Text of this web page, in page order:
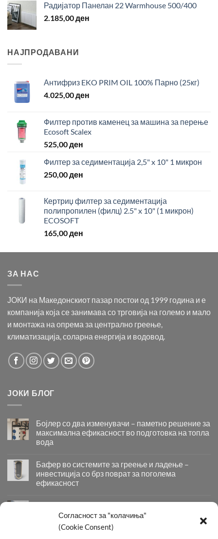
Согласност за "колачиња"
(Cookie Consent)
Радијатор Панелан 22 Warmhouse 500/400
2.185,00ден
НАЈПРОДАВАНИ
Антифриз EKO PRIM OIL 100% Парно (25кг)
4.025,00ден
Филтер против каменец за машина за перење
Ecosoft Scalex
525,00ден
Филтер за седиментација 2,5" x 10" 1 микрон
250,00ден
Кертриџ филтер за седиментација
полипропилен (филц) 2.5" x 10" (1 микрон)
ECOSOFT
165,00ден
ЗА НАС
ЈОКИ на Македонскиот пазар постои од 1999 година и е
компанија која се занимава со трговија на големо и мало
и монтажа на опрема за централно греење,
климатизација, соларна енергија и водовод.
ЈОКИ БЛОГ
Бојлер со два изменувачи – паметно решение за
максимална ефикасност во подготовка на топла
вода
со
два
изменувачи
–
решение
максимална
ефикасност
Бафер во системите за греење и ладење –
инвестиција со брз поврат за поголема
ефикасност
во
Придобивки од Инсталирање на Современи
Системи за Греење и Ладење
Придобивки